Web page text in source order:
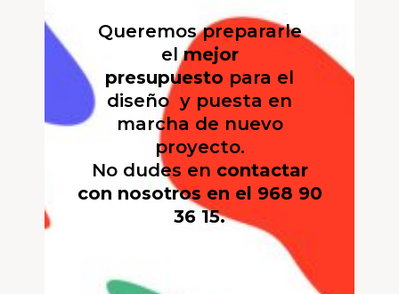
Queremos prepararle
elmejor
presupuesto para el
diseño y puesta en
marcha de nuevo
proyecto.
No dudes en contactar
con nosotros en el 968 90
36 15.